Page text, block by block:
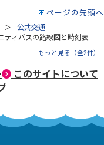
ページの先頭へ
公共交通
ティバスの路線図と時刻表
もっと見る（全2件）
このサイトについて